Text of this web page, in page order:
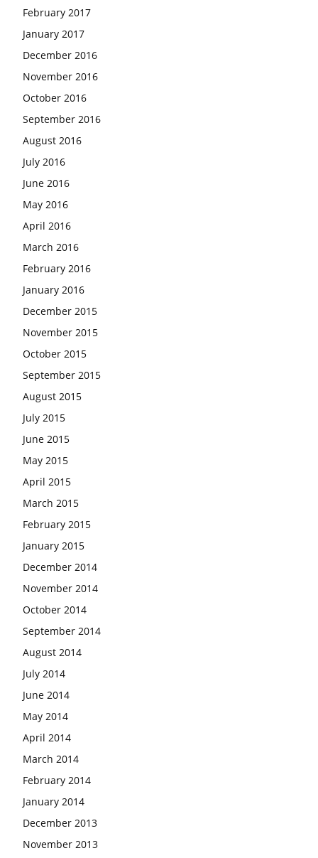
February 2017
January 2017
December 2016
November 2016
October 2016
September 2016
August 2016
July 2016
June 2016
May 2016
April 2016
March 2016
February 2016
January 2016
December 2015
November 2015
October 2015
September 2015
August 2015
July 2015
June 2015
May 2015
April 2015
March 2015
February 2015
January 2015
December 2014
November 2014
October 2014
September 2014
August 2014
July 2014
June 2014
May 2014
April 2014
March 2014
February 2014
January 2014
December 2013
November 2013